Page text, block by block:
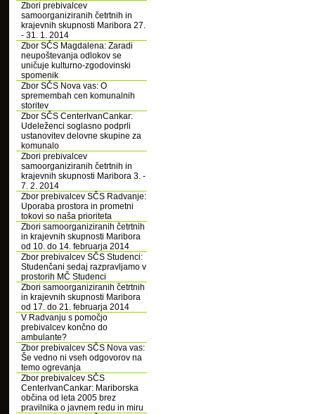
Zbori prebivalcev
samoorganiziranih četrtnih in
krajevnih skupnosti Maribora 27.
- 31. 1. 2014
Zbor SČS Magdalena: Zaradi
neupoštevanja odlokov se
uničuje kulturno-zgodovinski
spomenik
Zbor SČS Nova vas: O
spremembah cen komunalnih
storitev
Zbor SČS CenterIvanCankar:
Udeleženci soglasno podprli
ustanovitev delovne skupine za
komunalo
Zbori prebivalcev
samoorganiziranih četrtnih in
krajevnih skupnosti Maribora 3. -
7. 2. 2014
Zbor prebivalcev SČS Radvanje:
Uporaba prostora in prometni
tokovi so naša prioriteta
Zbori samoorganiziranih četrtnih
in krajevnih skupnosti Maribora
od 10. do 14. februarja 2014
Zbor prebivalcev SČS Studenci:
Studenčani sedaj razpravljamo v
prostorih MČ Studenci
Zbori samoorganiziranih četrtnih
in krajevnih skupnosti Maribora
od 17. do 21. februarja 2014
V Radvanju s pomočjo
prebivalcev končno do
ambulante?
Zbor prebivalcev SČS Nova vas:
Še vedno ni vseh odgovorov na
temo ogrevanja
Zbor prebivalcev SČS
CenterIvanCankar: Mariborska
občina od leta 2005 brez
pravilnika o javnem redu in miru